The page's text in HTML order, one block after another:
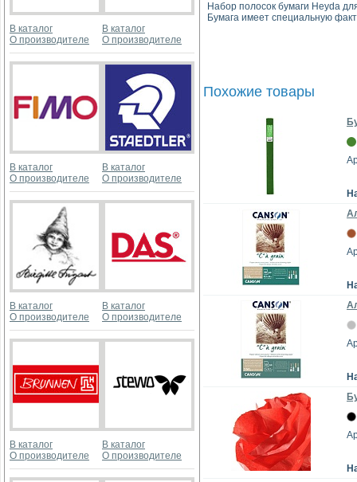
В каталог
О производителе
В каталог
О производителе
В каталог
О производителе
В каталог
О производителе
В каталог
О производителе
В каталог
О производителе
В каталог
О производителе
В каталог
О производителе
Набор полосок бумаги Heyda
Бумага имеет специальную
Похожие товары